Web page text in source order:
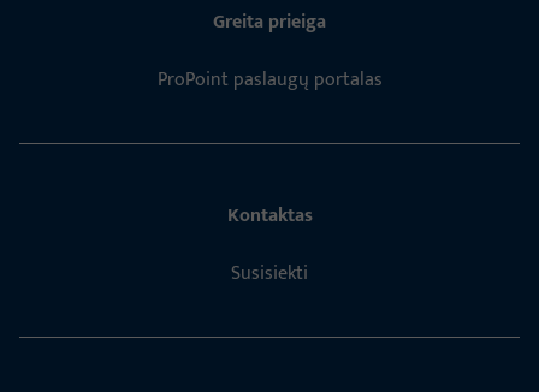
Greita prieiga
ProPoint paslaugų portalas
Kontaktas
Susisiekti